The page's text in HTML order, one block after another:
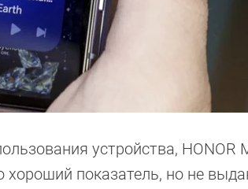
устройства, HONOR
хороший показатель, но не